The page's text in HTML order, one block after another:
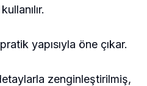
yapısıyla öne çıkar.
zenginleştirilmiş,